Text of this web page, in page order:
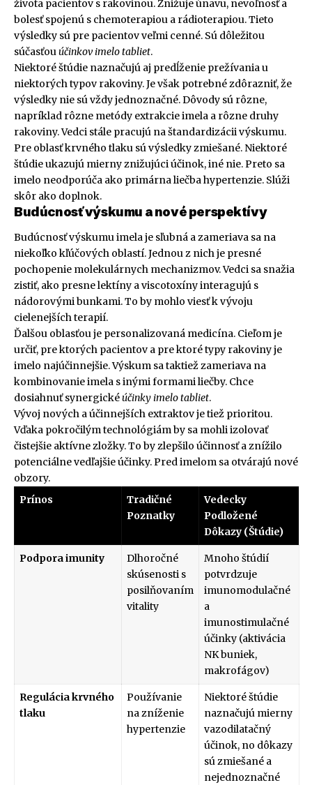
života pacientov s rakovinou. Znižuje únavu, nevoľnosť a
bolesť spojenú s chemoterapiou a rádioterapiou. Tieto
výsledky sú pre pacientov veľmi cenné. Sú dôležitou
súčasťouúčinkov imelo tabliet.
Niektoré štúdie naznačujú aj predĺženie prežívania u
niektorých typov rakoviny. Je však potrebné zdôrazniť, že
výsledky nie sú vždy jednoznačné. Dôvody sú rôzne,
napríklad rôzne metódy extrakcie imela a rôzne druhy
rakoviny. Vedci stále pracujú na štandardizácii výskumu.
Pre oblasť krvného tlaku sú výsledky zmiešané. Niektoré
štúdie ukazujú mierny znižujúci účinok, iné nie. Preto sa
imelo neodporúča ako primárna liečba hypertenzie. Slúži
skôr ako doplnok.
Budúcnosť výskumu a nové perspektívy
Budúcnosť výskumu imela je sľubná a zameriava sa na
niekoľko kľúčových oblastí. Jednou z nich je presné
pochopenie molekulárnych mechanizmov. Vedci sa snažia
zistiť, ako presne lektíny a viscotoxíny interagujú s
nádorovými bunkami. To by mohlo viesť k vývoju
cielenejších terapií.
Ďalšou oblasťou je personalizovaná medicína. Cieľom je
určiť, pre ktorých pacientov a pre ktoré typy rakoviny je
imelo najúčinnejšie. Výskum sa taktiež zameriava na
kombinovanie imela s inými formami liečby. Chce
dosiahnuť synergickéúčinky imelo tabliet.
Vývoj nových a účinnejších extraktov je tiež prioritou.
Vďaka pokročilým technológiám by sa mohli izolovať
čistejšie aktívne zložky. To by zlepšilo účinnosť a znížilo
potenciálne vedľajšie účinky. Pred imelom sa otvárajú nové
obzory.
Prínos
Tradičné
Poznatky
Vedecky
Podložené
Dôkazy (Štúdie)
Podpora imunity
Dlhoročné
skúsenosti s
posilňovaním
vitality
Mnoho štúdií
potvrdzuje
imunomodulačné
a
imunostimulačné
účinky (aktivácia
NK buniek,
makrofágov)
Regulácia krvného
tlaku
Používanie
na zníženie
hypertenzie
Niektoré štúdie
naznačujú mierny
vazodilatačný
účinok, no dôkazy
sú zmiešané a
nejednoznačné